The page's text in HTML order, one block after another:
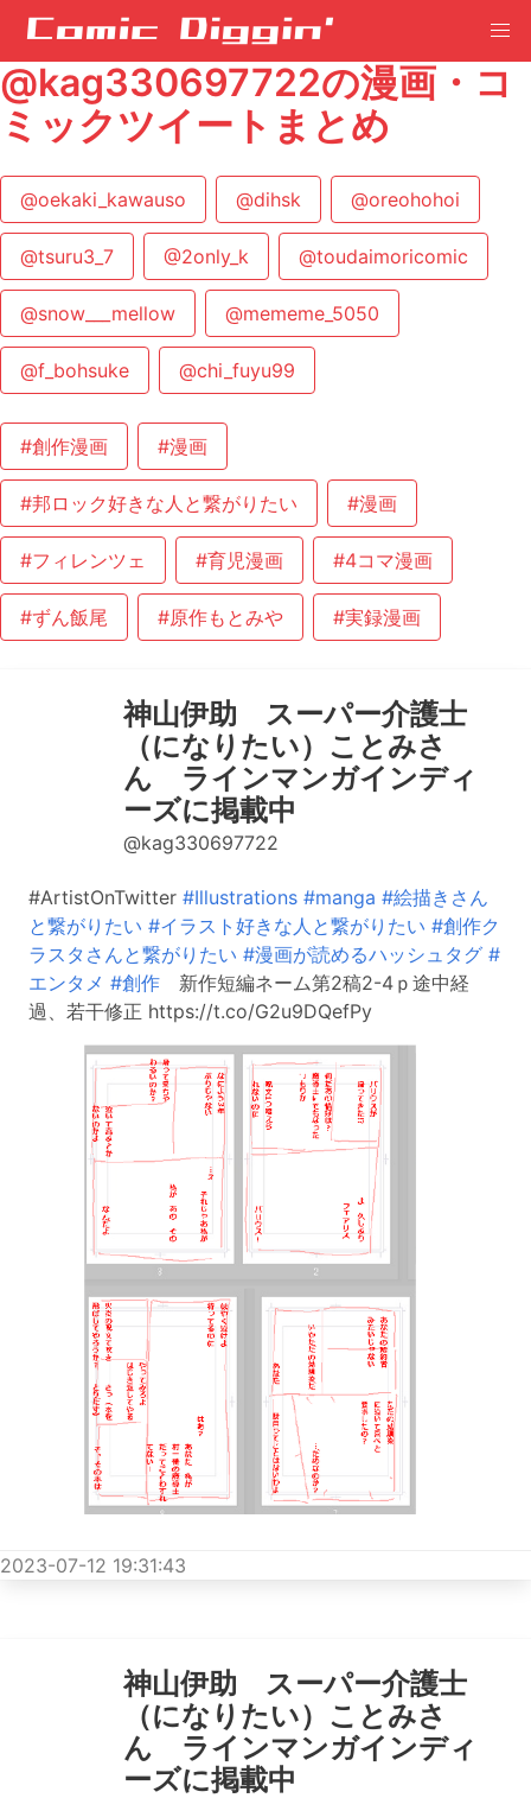
@kag330697722の漫画・コ
ミックツイートまとめ
@oekaki_kawauso @dihsk @oreohohoi
@tsuru3_7 @2only_k @toudaimoricomic
@snow___mellow @mememe_5050
@f_bohsuke @chi_fuyu99
#創作漫画 #漫画
#邦ロック好きな人と繋がりたい #漫画
#フィレンツェ #育児漫画 #4コマ漫画
#ずん飯尾 #原作もとみや #実録漫画
神山伊助 スーパー介護士
（になりたい）ことみさ
ん ラインマンガインディ
ーズに掲載中
@kag330697722
#ArtistOnTwitter #Illustrations #manga #絵描きさん
と繋がりたい #イラスト好きな人と繋がりたい #創作ク
ラスタさんと繋がりたい #漫画が読めるハッシュタグ #
エンタメ #創作 新作短編ネーム第2稿2-4ｐ途中経
過、若干修正 https://t.co/G2u9DQefPy
2023-07-12 19:31:43
神山伊助 スーパー介護士
（になりたい）ことみさ
ん ラインマンガインディ
ーズに掲載中